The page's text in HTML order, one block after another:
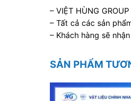
– VIỆT HÙNG
– Tất cả các sản
– Khách hàng sẽ
SẢN PHẨM